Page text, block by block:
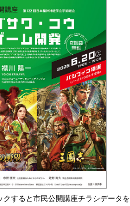
クすると市民公開講座チラシデータを